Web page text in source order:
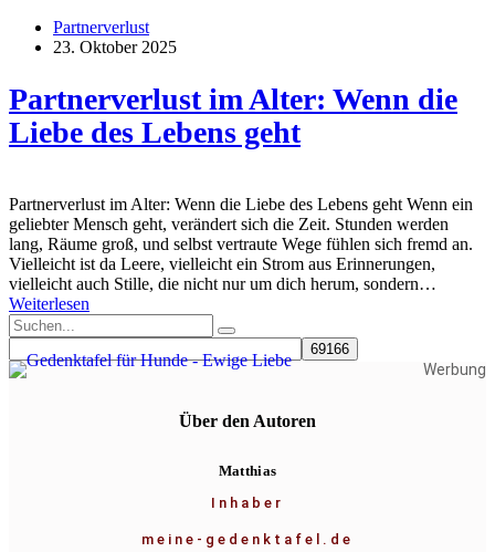
Partnerverlust
23. Oktober 2025
Partnerverlust im Alter: Wenn die
Liebe des Lebens geht
Partnerverlust im Alter: Wenn die Liebe des Lebens geht Wenn ein
geliebter Mensch geht, verändert sich die Zeit. Stunden werden
lang, Räume groß, und selbst vertraute Wege fühlen sich fremd an.
Vielleicht ist da Leere, vielleicht ein Strom aus Erinnerungen,
vielleicht auch Stille, die nicht nur um dich herum, sondern…
Weiterlesen
Werbung
Über den Autoren
Matthias
Inhaber
meine-gedenktafel.de